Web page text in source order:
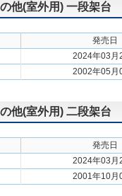
他(室外用) 一段架台
発売日
2024年03月
2002年05月
他(室外用) 二段架台
発売日
2024年03月
2001年10月